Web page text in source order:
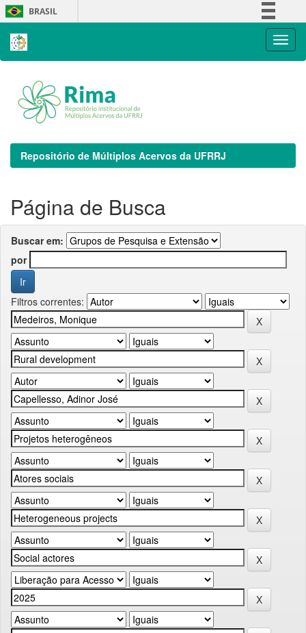
Skip
navigation
BRASIL
Repositório de Múltiplos Acervos da UFRRJ
Página de Busca
Buscar em:
por
Filtros correntes: